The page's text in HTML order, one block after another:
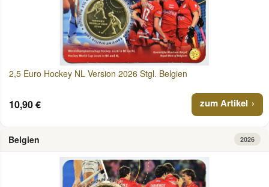
2,5 Euro Hockey NL Version 2026 Stgl. Belgien
10,90 € zum Artikel
Belgien 2026